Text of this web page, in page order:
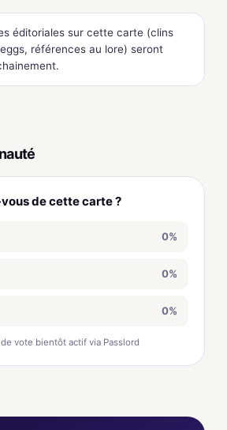
éditoriales sur cette carte (clins
références au lore) seront
de cette carte ?
0%
0%
0%
vote bientôt actif via Passlord